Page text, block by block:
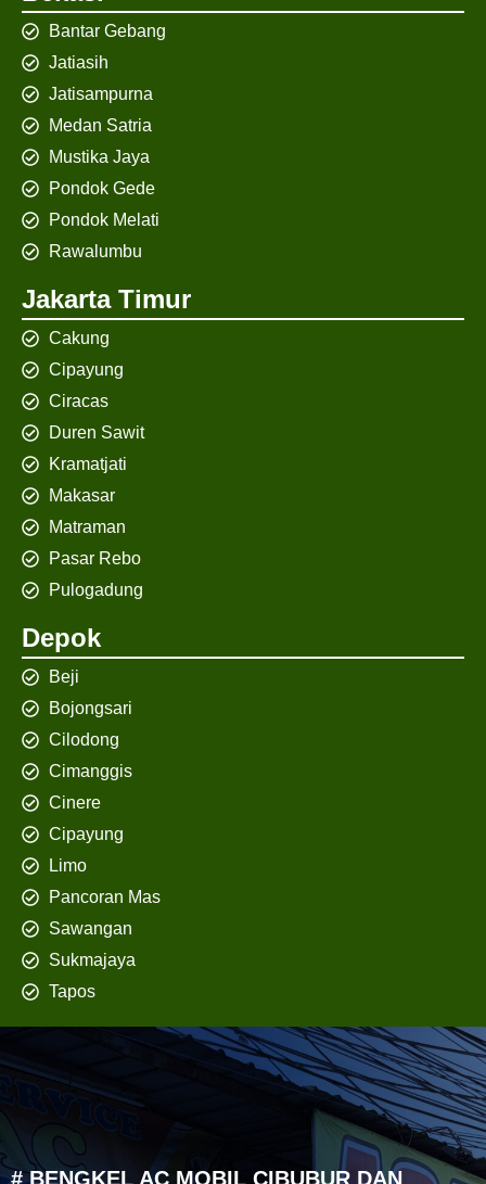
Bantar Gebang
Jatiasih
Jatisampurna
Medan Satria
Mustika Jaya
Pondok Gede
Pondok Melati
Rawalumbu
Jakarta Timur
Cakung
Cipayung
Ciracas
Duren Sawit
Kramatjati
Makasar
Matraman
Pasar Rebo
Pulogadung
Depok
Beji
Bojongsari
Cilodong
Cimanggis
Cinere
Cipayung
Limo
Pancoran Mas
Sawangan
Sukmajaya
Tapos
# BENGKEL AC MOBIL CIBUBUR DAN